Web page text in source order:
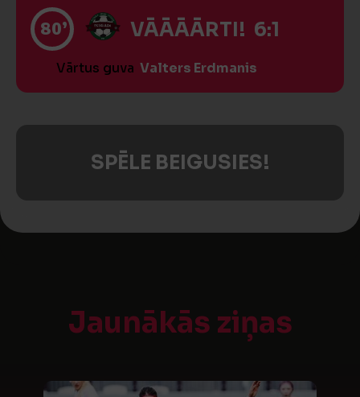
80’ VĀĀĀĀRTI! 6:1
Vārtus guva Valters Erdmanis
SPĒLE BEIGUSIES!
Jaunākās ziņas